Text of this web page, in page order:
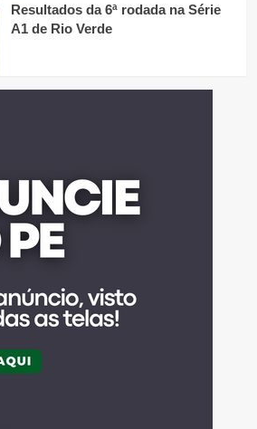
Resultados da 6ª rodada na Série
A1 de Rio Verde